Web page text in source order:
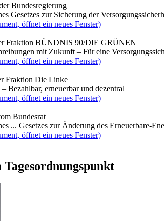
Bundesregierung
Gesetzes zur Sicherung der
öffnet ein neues Fenster)
Fraktion BÜNDNIS 90/DIE GRÜNEN
mit Zukunft – Für eine
öffnet ein neues Fenster)
Fraktion Die Linke
Bezahlbar, erneuerbar und dezentral
öffnet ein neues Fenster)
Bundesrat
... Gesetzes zur Änderung des Erneuerbare-
öffnet ein neues Fenster)
Tagesordnungspunkt